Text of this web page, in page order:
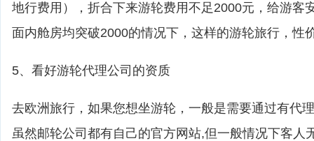
地行费用），折合下来游轮费用不足2000元，给游客
面内舱房均突破2000的情况下，这样的游轮旅行，性
5、看好游轮代理公司的资质
去欧洲旅行，如果您想坐游轮，一般是需要通过有代
虽然邮轮公司都有自己的官方网站,但一般情况下客人